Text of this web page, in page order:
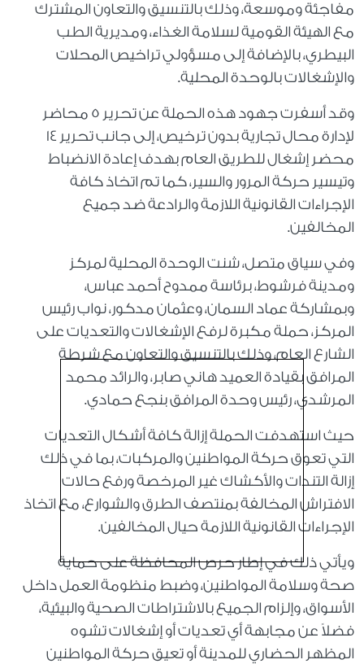
مفاجئة وموسعة، وذلك بالتنسيق والتعاون المشترك
مع الهيئة القومية لسلامة الغذاء، ومديرية الطب
البيطري، بالإضافة إلى مسؤولي تراخيص المحلات
والإشغالات بالوحدة المحلية.
وقد أسفرت جهود هذه الحملة عن تحرير 5 محاضر
لإدارة محال تجارية بدون ترخيص، إلى جانب تحرير 14
محضر إشغال للطريق العام بهدف إعادة الانضباط
وتيسير حركة المرور والسير، كما تم اتخاذ كافة
الإجراءات القانونية اللازمة والرادعة ضد جميع
المخالفين.
وفي سياق متصل، شنت الوحدة المحلية لمركز
ومدينة فرشوط، برئاسة ممدوح أحمد عباس،
وبمشاركة عماد السمان، وعثمان مدكور، نواب رئيس
المركز، حملة مكبرة لرفع الإشغالات والتعديات على
الشارع العام، وذلك بالتنسيق والتعاون مع شرطة
المرافق بقيادة العميد هاني صابر، والرائد محمد
المرشدي، رئيس وحدة المرافق بنجع حمادي.
حيث استهدفت الحملة إزالة كافة أشكال التعديات
التي تعوق حركة المواطنين والمركبات، بما في ذلك
إزالة التندات والأكشاك غير المرخصة ورفع حالات
الافتراش المخالفة بمنتصف الطرق والشوارع، مع اتخاذ
الإجراءات القانونية اللازمة حيال المخالفين.
ويأتي ذلك في إطار حرص المحافظة على حماية
صحة وسلامة المواطنين، وضبط منظومة العمل داخل
الأسواق، وإلزام الجميع بالاشتراطات الصحية والبيئية،
فضلاً عن مجابهة أي تعديات أو إشغالات تشوه
المظهر الحضاري للمدينة أو تعيق حركة المواطنين